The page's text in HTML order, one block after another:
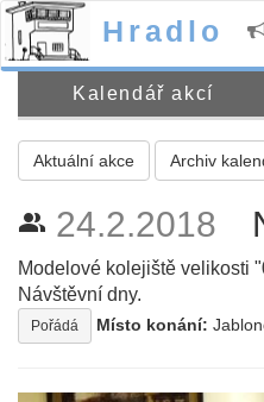
Hradlo
Kalendář akcí
Aktuální akce Archiv
people_alt 24.2.2018
Modelové kolejiště velikosti
Návštěvní dny.
Pořádá Místo konání: